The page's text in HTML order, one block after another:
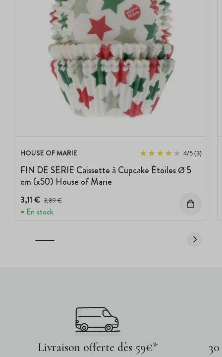
HOUSE OF MARIE 4/5(3)
FIN DE SERIE Caissette à Cupcake Étoiles Ø 5
cm (x50) House of Marie
3,11 € Prix avant réduction :
3,89 €
En stock
Livraison offerte dès 59€*